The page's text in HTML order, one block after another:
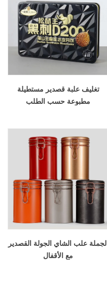
تغليف علبة قصدير مستطيلة
مطبوعة حسب الطلب
الجملة علب الشاي الجولة القصدير
مع الأقفال